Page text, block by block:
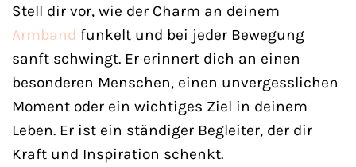
Stell dir vor, wie der Charm an deinem
Armband funkelt und bei jeder Bewegung
sanft schwingt. Er erinnert dich an einen
besonderen Menschen, einen unvergesslichen
Moment oder ein wichtiges Ziel in deinem
Leben. Er ist ein ständiger Begleiter, der dir
Kraft und Inspiration schenkt.